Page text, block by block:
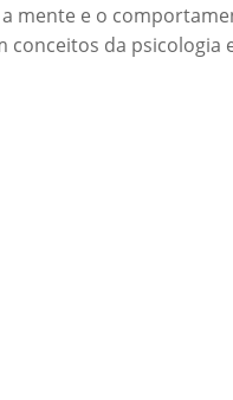
mente e o
conceitos da